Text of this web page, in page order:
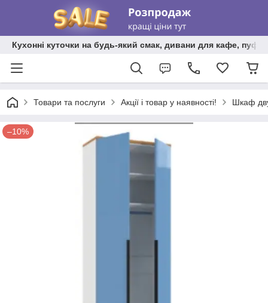
Кухонні куточки на будь-який смак, дивани для кафе,
Товари та послуги Акції і товар у наявності! Шкаф
–10%